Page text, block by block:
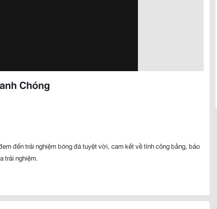
Chóng
đến trải nghiệm bóng đá tuyệt vời, cam kết về tính công bằng, bảo
trải nghiệm.